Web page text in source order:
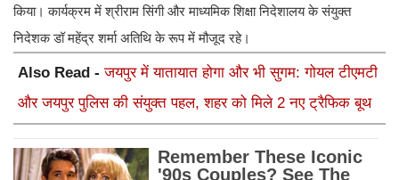
किया। कार्यक्रम में श्रीराम सिंगी और माध्यमिक शिक्षा निदेशालय के संयुक्त
निदेशक डॉ महेंद्र शर्मा अतिथि के रूप में मौजूद रहे।
Also Read -जयपुर में यातायात होगा और भी सुगम: गोयल टीएमटी
और जयपुर पुलिस की संयुक्त पहल, शहर को मिले 2 नए ट्रैफिक बूथ